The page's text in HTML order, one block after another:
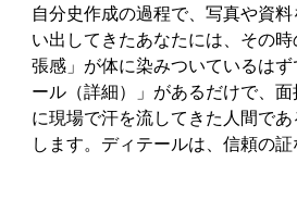
自分史作成の過程で、写真や資
い出してきたあなたには、その
張感」が体に染みついているは
ール（詳細）」があるだけで、
に現場で汗を流してきた人間で
します。ディテールは、信頼の証